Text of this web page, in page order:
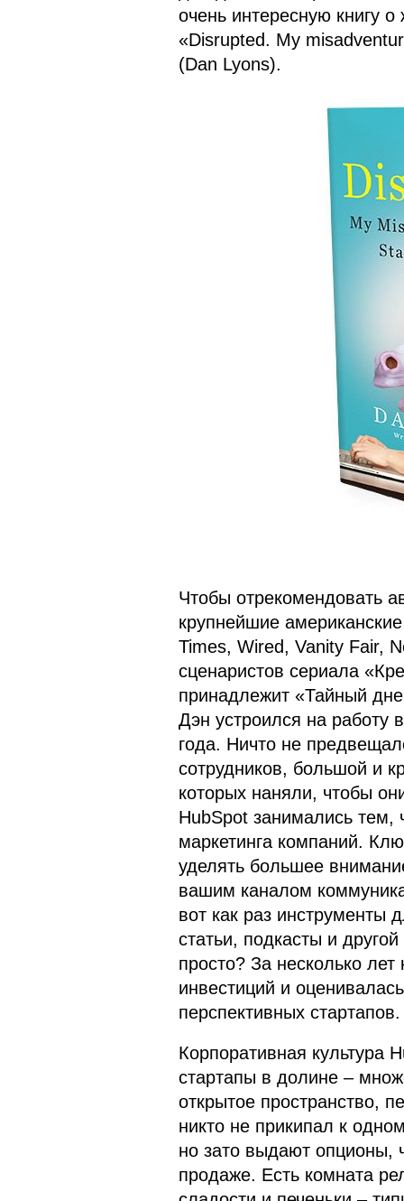
очень интересную книгу
«Disrupted. My
(Dan Lyons).
Чтобы отрекомендовать
крупнейшие
Times, Wired, Vanity Fair,
сценаристов сериала
принадлежит «Тайный
Дэн устроился на работу
года. Ничто не
сотрудников, большой и
которых наняли, чтобы
HubSpot занимались тем,
маркетинга компаний.
уделять большее
вашим каналом
вот как раз инструменты
статьи, подкасты и
просто? За несколько
инвестиций и
перспективных стартапов.
Корпоративная культура
стартапы в долине –
открытое пространство,
никто не прикипал к
но зато выдают опционы,
продаже. Есть комната